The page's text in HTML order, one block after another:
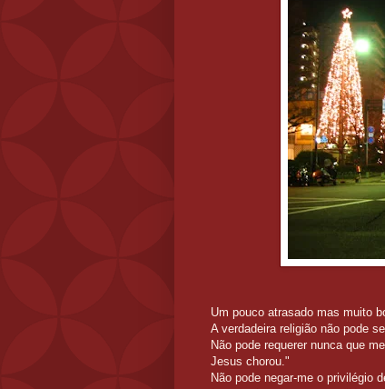
Um pouco atrasado mas muito
A verdadeira religião não pode
Não pode requerer nunca que
Jesus chorou."
Não pode negar-me o privilégio